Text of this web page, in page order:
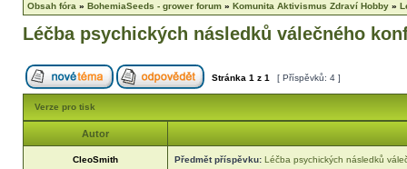
Obsah fóra » BohemiaSeeds - grower forum » Komunita Aktivismus Zdraví Hobby »
Léčba psychických následků válečného
Stránka 1 z 1 [ Příspěvků: 4 ]
Verze pro tisk
Autor
CleoSmith Předmět příspěvku: Léčba psychických následků